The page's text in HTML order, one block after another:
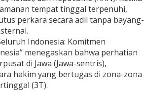
tempat tinggal terpenuhi,
perkara secara adil tanpa bayang-
Indonesia: Komitmen
menegaskan bahwa perhatian
di Jawa (Jawa-sentris),
hakim yang bertugas di zona-zona
(3T).